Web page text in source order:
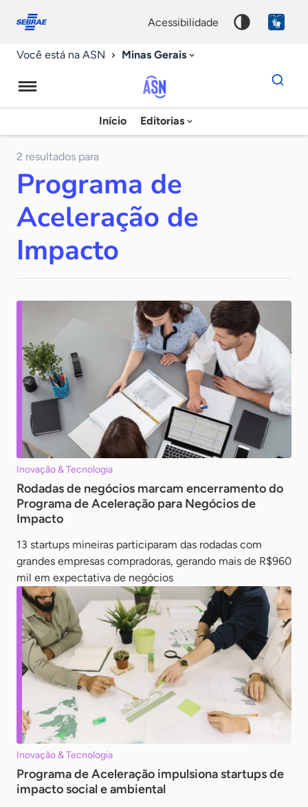
conosco
acessibilidade
Você está na ASN Minas Gerais
Agência
Sebrae
Notícias
Início Editorias
Dados
para
chave
2 resultados para
Programa de
Aceleração de
Impacto
Inovação & Tecnologia
Rodadas de negócios marcam encerramento do
Programa de Aceleração para Negócios de
Impacto
13 startups mineiras participaram das rodadas com
grandes empresas compradoras, gerando mais de R$960
mil em expectativa de negócios
Inovação & Tecnologia
Programa de Aceleração impulsiona startups de
impacto social e ambiental